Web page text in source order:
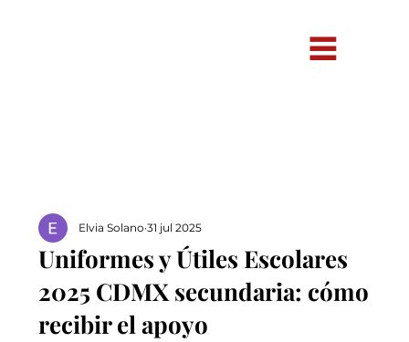
Uniformes y Útiles Escolares
2025 CDMX secundaria: cómo
recibir el apoyo
Elvia Solano 31 jul 2025